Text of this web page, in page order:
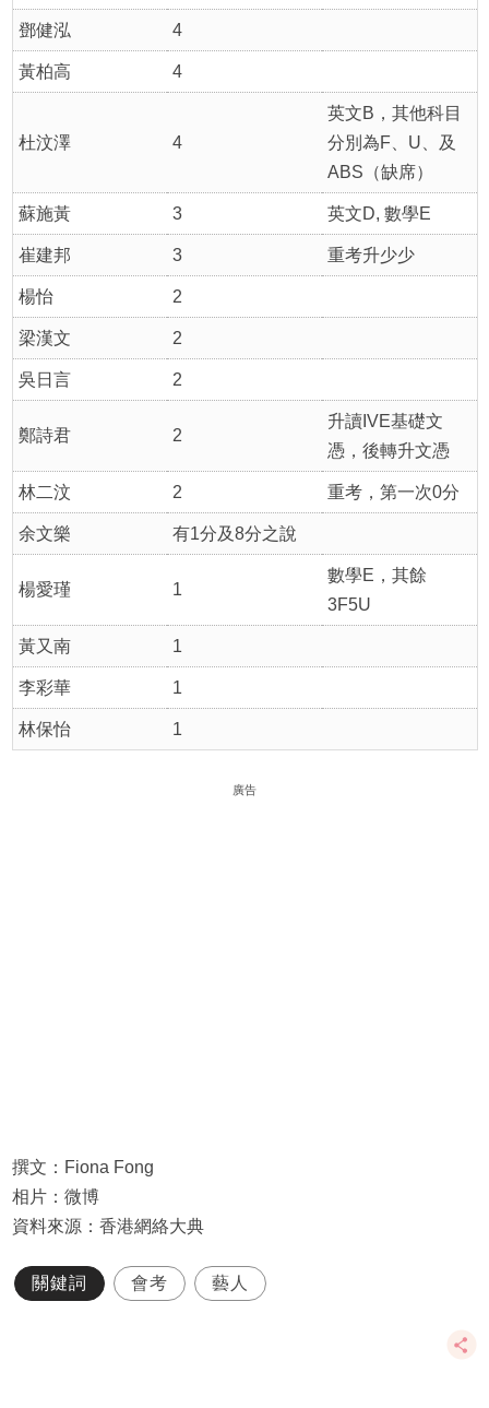
鄧健泓 4
黃柏高 4
杜汶澤 4
英文B，其他科目
分別為F、U、及
ABS（缺席）
蘇施黃 3 英文D, 數學E
崔建邦 3 重考升少少
楊怡 2
梁漢文 2
吳日言 2
鄭詩君 2
升讀IVE基礎文
憑，後轉升文憑
林二汶 2 重考，第一次0分
余文樂 有1分及8分之說
楊愛瑾 1
數學E，其餘
3F5U
黃又南 1
李彩華 1
林保怡 1
廣告
撰文：Fiona Fong
相片：微博
資料來源：香港網絡大典
關鍵詞 會考 藝人